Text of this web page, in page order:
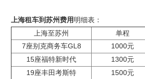
上海租车到苏州费用明细表：
上海至苏州
单程
7座别克商务车GL8 1000元
15座福特新时代 1300元
19座丰田考斯特 1500元